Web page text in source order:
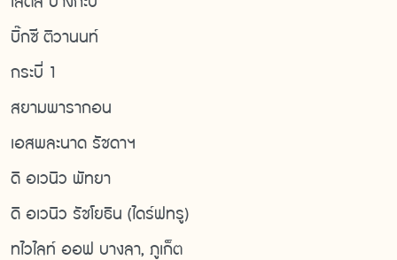
บิ๊กซี ติวานนท์
กระบี่ 1
สยามพารากอน
เอสพละนาด รัชดาฯ
ดิ อเวนิว พัทยา
ดิ อเวนิว รัชโยธิน (ไดร์ฟทรู)
ทไวไลท์ ออฟ บางลา, ภูเก็ต